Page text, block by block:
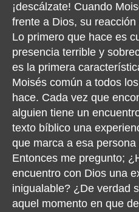
¡descálzate! Cuando
frente a Dios, su
Lo primero que hace es
presencia terrible y
es la primera
Moisés común a todos
hace. Cada vez que
alguien tiene un
texto bíblico una
que marca a esa
Entonces me pregunto;
encuentro con Dios una
inigualable? ¿De verdad
aquel momento en que